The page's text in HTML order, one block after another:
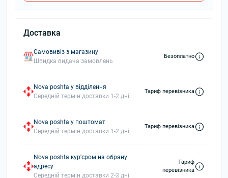
Доставка
Самовивіз з магазину
Швидка видача замовлень
Безоплатно
Nova poshta у відділення
Середній термін доставки 1-2 дні
Тариф перевізника
Nova poshta у поштомат
Середній термін доставки 1-2 дні
Тариф перевізника
Nova poshta кур'єром на обрану
адресу
Середній термін доставки 2-3 дні
Тариф
перевізника